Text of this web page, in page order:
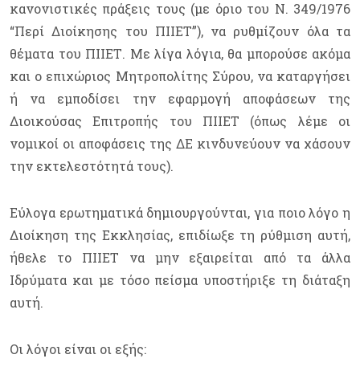
κανονιστικές πράξεις τους (με όριο του Ν. 349/1976
“Περί Διοίκησης του ΠΙΙΕΤ”), να ρυθμίζουν όλα τα
θέματα του ΠΙΙΕΤ. Με λίγα λόγια, θα μπορούσε ακόμα
και ο επιχώριος Μητροπολίτης Σύρου, να καταργήσει
ή να εμποδίσει την εφαρμογή αποφάσεων της
Διοικούσας Επιτροπής του ΠΙΙΕΤ (όπως λέμε οι
νομικοί οι αποφάσεις της ΔΕ κινδυνεύουν να χάσουν
την εκτελεστότητά τους).
Εύλογα ερωτηματικά δημιουργούνται, για ποιο λόγο η
Διοίκηση της Εκκλησίας, επιδίωξε τη ρύθμιση αυτή,
ήθελε το ΠΙΙΕΤ να μην εξαιρείται από τα άλλα
Ιδρύματα και με τόσο πείσμα υποστήριξε τη διάταξη
αυτή.
Οι λόγοι είναι οι εξής: